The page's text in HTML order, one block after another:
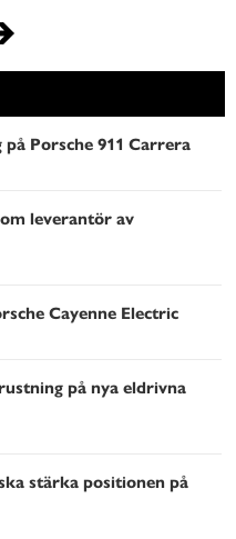
Porsche 911 Carrera
leverantör av
Cayenne Electric
på nya eldrivna
stärka positionen på